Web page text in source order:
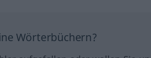
Wörterbüchern?